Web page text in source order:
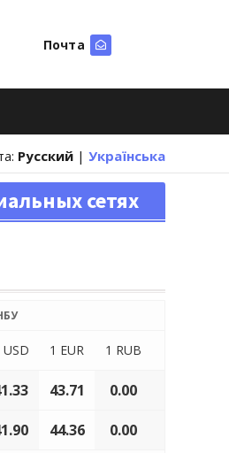
Почта
Русский | Українська
сетях
USD 1 EUR 1 RUB
43.71 0.00
44.36 0.00